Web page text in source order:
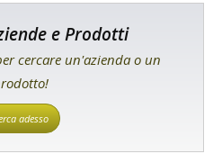
e Prodotti
cercare un'azienda o un
adesso